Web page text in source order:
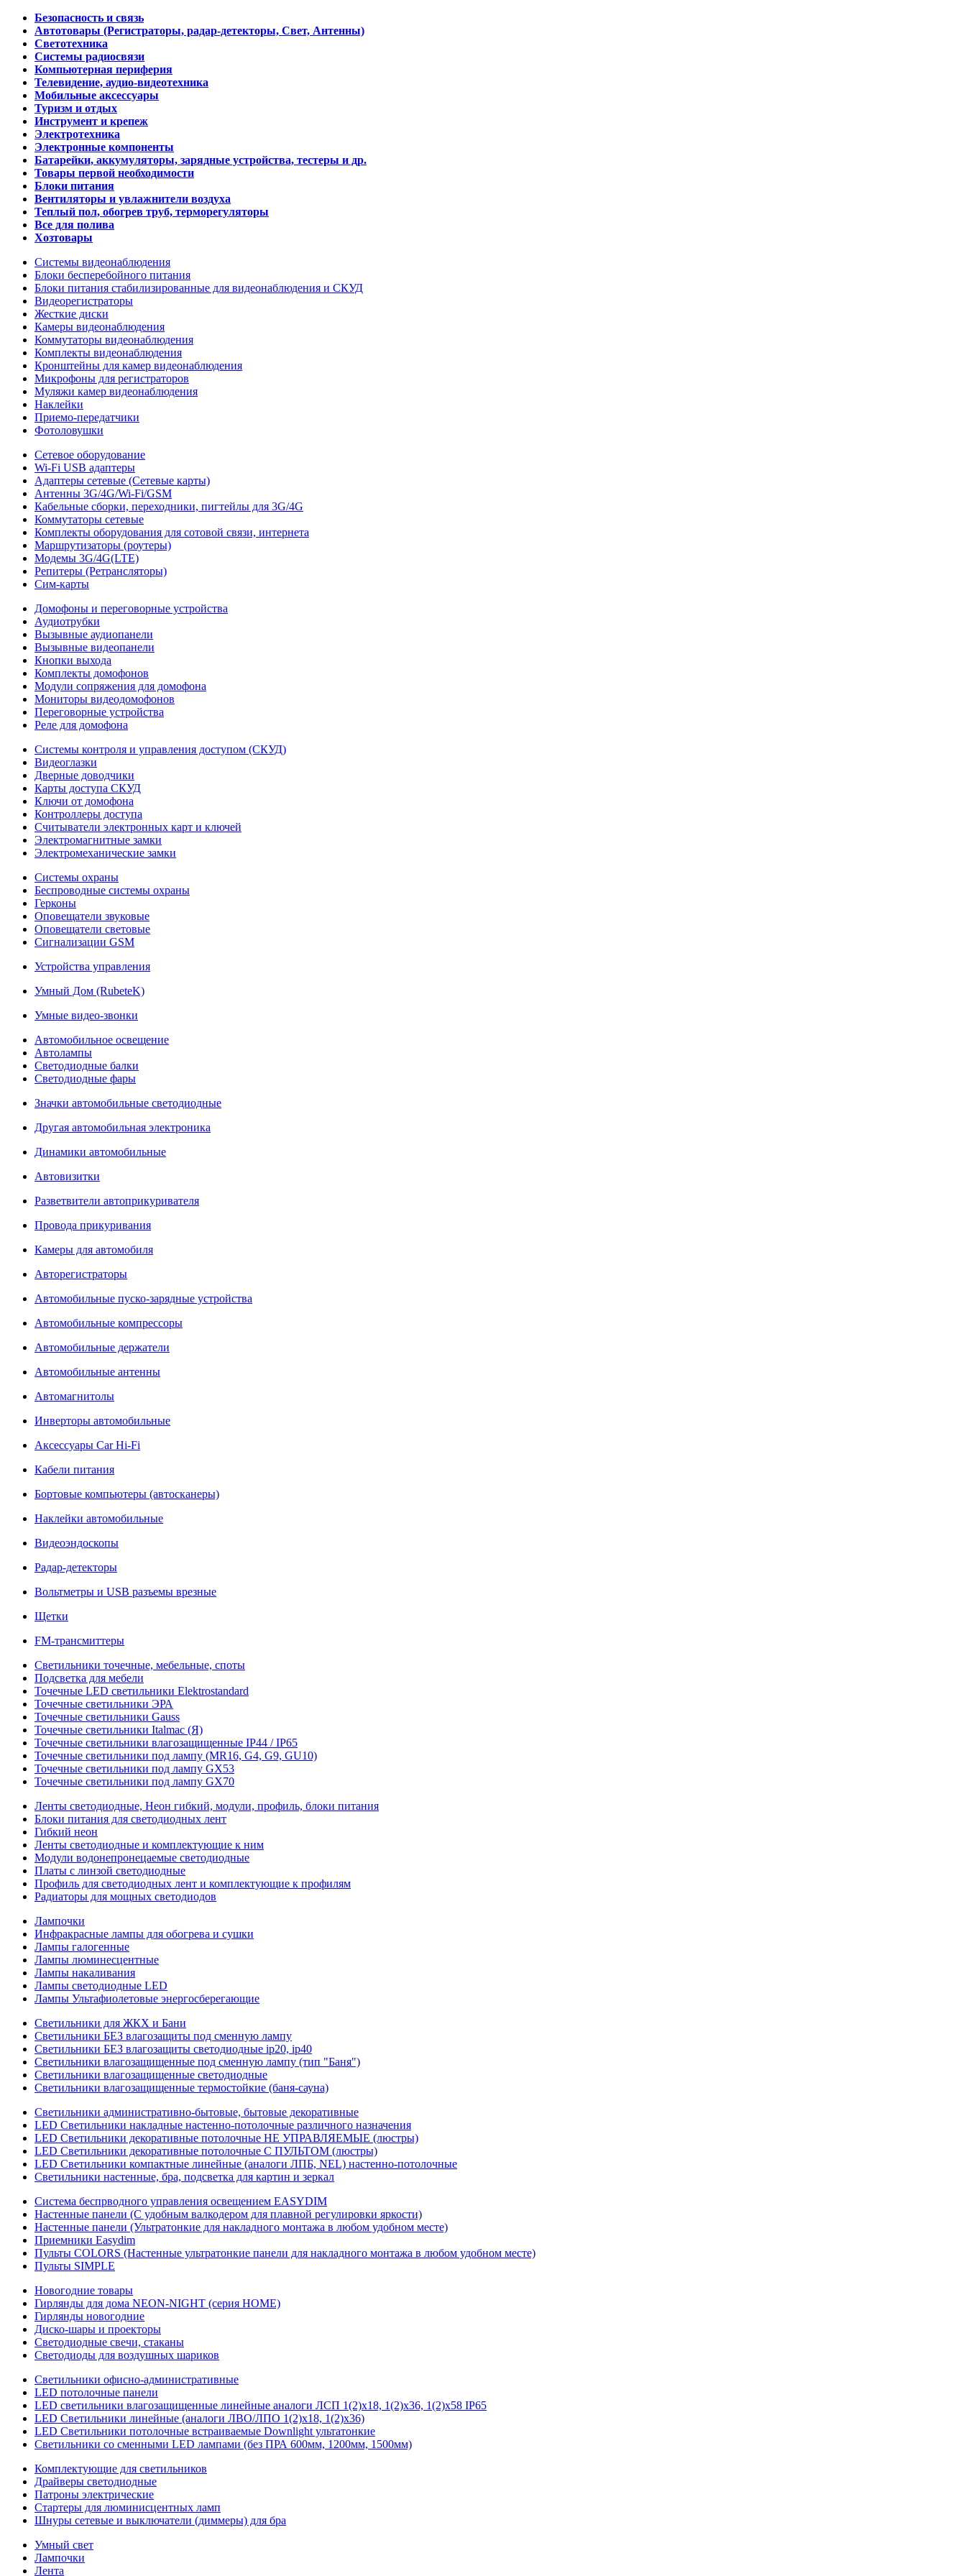
Безопасность и связь
Автотовары (Регистраторы, радар-детекторы, Свет, Антенны)
Светотехника
Системы радиосвязи
Компьютерная периферия
Телевидение, аудио-видеотехника
Мобильные аксессуары
Туризм и отдых
Инструмент и крепеж
Электротехника
Электронные компоненты
Батарейки, аккумуляторы, зарядные устройства, тестеры и др.
Товары первой необходимости
Блоки питания
Вентиляторы и увлажнители воздуха
Теплый пол, обогрев труб, терморегуляторы
Все для полива
Хозтовары
Системы видеонаблюдения
Блоки бесперебойного питания
Блоки питания стабилизированные для видеонаблюдения и СКУД
Видеорегистраторы
Жесткие диски
Камеры видеонаблюдения
Коммутаторы видеонаблюдения
Комплекты видеонаблюдения
Кронштейны для камер видеонаблюдения
Микрофоны для регистраторов
Муляжи камер видеонаблюдения
Наклейки
Приемо-передатчики
Фотоловушки
Сетевое оборудование
Wi-Fi USB адаптеры
Адаптеры сетевые (Сетевые карты)
Антенны 3G/4G/Wi-Fi/GSM
Кабельные сборки, переходники, пигтейлы для 3G/4G
Коммутаторы сетевые
Комплекты оборудования для сотовой связи, интернета
Маршрутизаторы (роутеры)
Модемы 3G/4G(LTE)
Репитеры (Ретрансляторы)
Сим-карты
Домофоны и переговорные устройства
Аудиотрубки
Вызывные аудиопанели
Вызывные видеопанели
Кнопки выхода
Комплекты домофонов
Модули сопряжения для домофона
Мониторы видеодомофонов
Переговорные устройства
Реле для домофона
Системы контроля и управления доступом (СКУД)
Видеоглазки
Дверные доводчики
Карты доступа СКУД
Ключи от домофона
Контроллеры доступа
Считыватели электронных карт и ключей
Электромагнитные замки
Электромеханические замки
Системы охраны
Беспроводные системы охраны
Герконы
Оповещатели звуковые
Оповещатели световые
Сигнализации GSM
Устройства управления
Умный Дом (RubeteK)
Умные видео-звонки
Автомобильное освещение
Автолампы
Светодиодные балки
Светодиодные фары
Значки автомобильные светодиодные
Другая автомобильная электроника
Динамики автомобильные
Автовизитки
Разветвители автоприкуривателя
Провода прикуривания
Камеры для автомобиля
Авторегистраторы
Автомобильные пуско-зарядные устройства
Автомобильные компрессоры
Автомобильные держатели
Автомобильные антенны
Автомагнитолы
Инверторы автомобильные
Аксессуары Car Hi-Fi
Кабели питания
Бортовые компьютеры (автосканеры)
Наклейки автомобильные
Видеоэндоскопы
Радар-детекторы
Вольтметры и USB разъемы врезные
Щетки
FM-трансмиттеры
Светильники точечные, мебельные, споты
Подсветка для мебели
Точечные LED светильники Elektrostandard
Точечные светильники ЭРА
Точечные светильники Gauss
Точечные светильники Italmac (Я)
Точечные светильники влагозащищенные IP44 / IP65
Точечные светильники под лампу (MR16, G4, G9, GU10)
Точечные светильники под лампу GX53
Точечные светильники под лампу GX70
Ленты светодиодные, Неон гибкий, модули, профиль, блоки питания
Блоки питания для светодиодных лент
Гибкий неон
Ленты светодиодные и комплектующие к ним
Модули водонепронецаемые светодиодные
Платы с линзой светодиодные
Профиль для светодиодных лент и комплектующие к профилям
Радиаторы для мощных светодиодов
Лампочки
Инфракрасные лампы для обогрева и сушки
Лампы галогенные
Лампы люминесцентные
Лампы накаливания
Лампы светодиодные LED
Лампы Ультафиолетовые энергосберегающие
Светильники для ЖКХ и Бани
Светильники БЕЗ влагозащиты под сменную лампу
Светильники БЕЗ влагозащиты светодиодные ip20, ip40
Светильники влагозащищенные под сменную лампу (тип "Баня")
Светильники влагозащищенные светодиодные
Светильники влагозащищенные термостойкие (баня-сауна)
Светильники административно-бытовые, бытовые декоративные
LED Cветильники накладные настенно-потолочные различного назначения
LED Светильники декоративные потолочные НЕ УПРАВЛЯЕМЫЕ (люстры)
LED Светильники декоративные потолочные С ПУЛЬТОМ (люстры)
LED Светильники компактные линейные (аналоги ЛПБ, NEL) настенно-потолочные
Светильники настенные, бра, подсветка для картин и зеркал
Система беспрводного управления освещением EASYDIM
Настенные панели (С удобным валкодером для плавной регулировки яркости)
Настенные панели (Ультратонкие для накладного монтажа в любом удобном месте)
Приемники Easydim
Пульты COLORS (Настенные ультратонкие панели для накладного монтажа в любом удобном месте)
Пульты SIMPLE
Новогодние товары
Гирлянды для дома NEON-NIGHT (серия HOME)
Гирлянды новогодние
Диско-шары и проекторы
Светодиодные свечи, стаканы
Светодиоды для воздушных шариков
Светильники офисно-административные
LED потолочные панели
LED светильники влагозащищенные линейные аналоги ЛСП 1(2)х18, 1(2)х36, 1(2)х58 IP65
LED Светильники линейные (аналоги ЛВО/ЛПО 1(2)х18, 1(2)х36)
LED Светильники потолочные встраиваемые Downlight ультатонкие
Светильники со сменными LED лампами (без ПРА 600мм, 1200мм, 1500мм)
Комплектующие для светильников
Драйверы светодиодные
Патроны электрические
Стартеры для люминисцентных ламп
Шнуры сетевые и выключатели (диммеры) для бра
Умный свет
Лампочки
Лента